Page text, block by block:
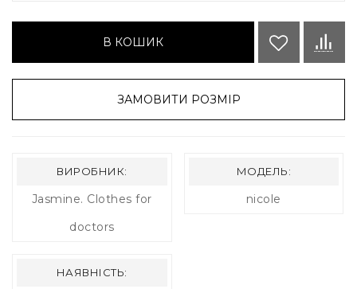
В КОШИК
ЗАМОВИТИ РОЗМІР
ВИРОБНИК:
Jasmine. Clothes for
doctors
МОДЕЛЬ:
nicole
НАЯВНІСТЬ: